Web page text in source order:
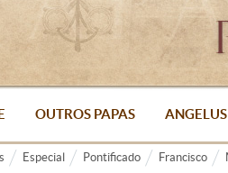
OUTROS PAPAS ANGELUS
Especial Pontificado Francisco